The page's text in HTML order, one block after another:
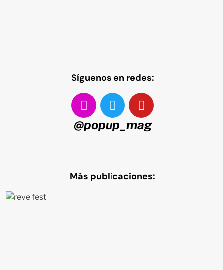
Síguenos en redes:
@popup_mag
Más publicaciones: